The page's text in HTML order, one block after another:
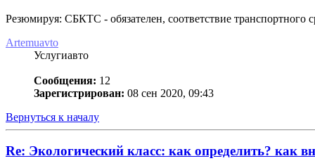
Резюмируя: СБКТС - обязателен, соответствие транспортного
Artemuavto
Услугиавто
Сообщения: 12
Зарегистрирован: 08 сен 2020, 09:43
Вернуться к началу
Re: Экологический класс: как определить? как